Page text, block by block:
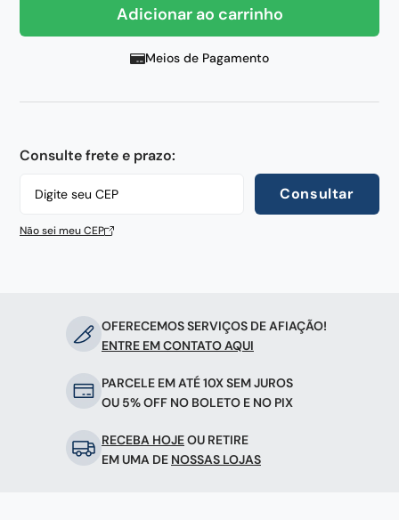
Adicionar ao carrinho
Meios de Pagamento
Consulte frete e prazo:
Consultar
Não sei meu CEP
OFERECEMOS SERVIÇOS DE AFIAÇÃO!
ENTRE EM CONTATO AQUI
PARCELE EM ATÉ 10X SEM JUROS
OU 5% OFF NO BOLETO E NO PIX
RECEBA HOJEOU RETIRE
EM UMA DE NOSSAS LOJAS